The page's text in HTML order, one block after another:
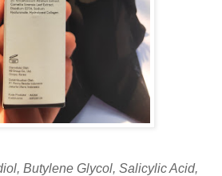
Butylene Glycol, Salicylic Acid,